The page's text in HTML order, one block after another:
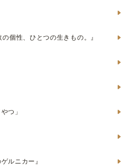
の個性、ひとつの生きもの。』
つ」
ルニカー』